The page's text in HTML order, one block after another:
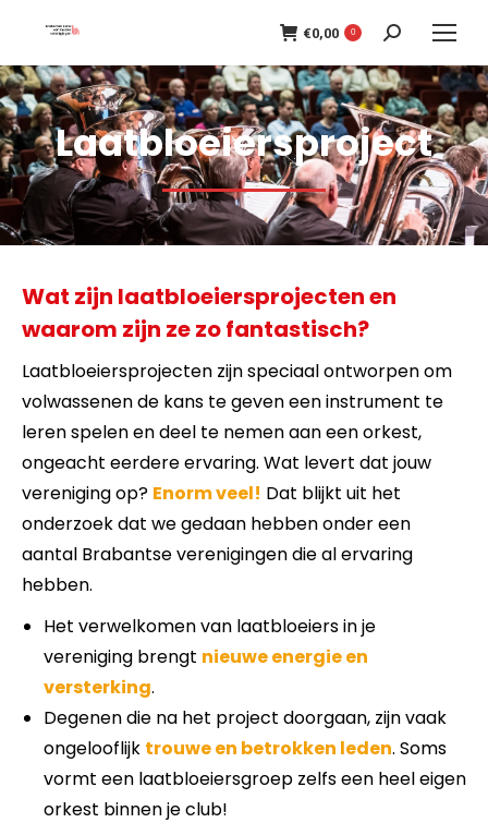
€0,00 0 Search:
Laatbloeiersproject
Wat zijn laatbloeiersprojecten en
waarom zijn ze zo fantastisch?
Laatbloeiersprojecten zijn speciaal ontworpen om
volwassenen de kans te geven een instrument te
leren spelen en deel te nemen aan een orkest,
ongeacht eerdere ervaring. Wat levert dat jouw
vereniging op? Enorm veel! Dat blijkt uit het
onderzoek dat we gedaan hebben onder een
aantal Brabantse verenigingen die al ervaring
hebben.
Het verwelkomen van laatbloeiers in je
vereniging brengt nieuwe energie en
versterking.
Degenen die na het project doorgaan, zijn vaak
ongelooflijk trouwe en betrokken leden. Soms
vormt een laatbloeiersgroep zelfs een heel eigen
orkest binnen je club!